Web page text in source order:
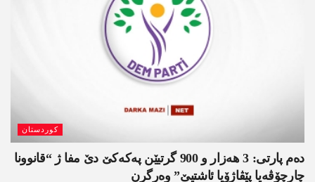
کوردستان
دەم پارتی: 3 ھەزار و 900 گرتیێن پەکەکێ دێ مفا ژ “قانوونا
چارچۆڤەیا پێڤاژۆیا ئاشتیێ” وەرگرن